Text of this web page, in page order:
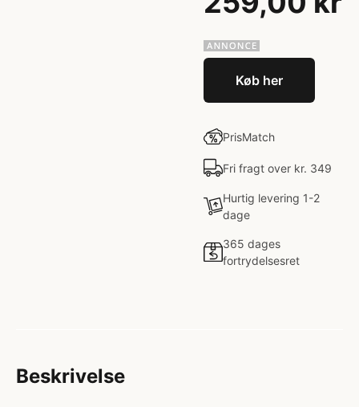
Køb her
PrisMatch
Fri fragt over kr. 349
Hurtig levering 1-2
dage
365 dages
fortrydelsesret
Beskrivelse